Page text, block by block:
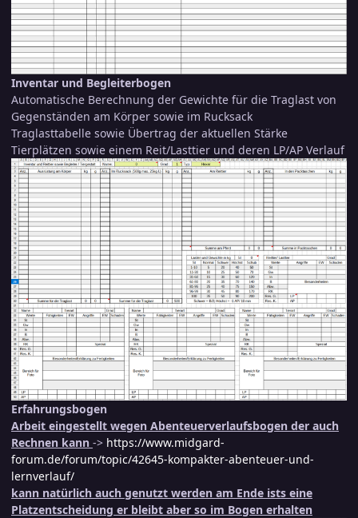
Inventar und Begleiterbogen
Automatische Berechnung der Gewichte für die Traglast von
Gegenständen am Körper sowie im Rucksack
Traglasttabelle sowie Übertrag der aktuellen Stärke
Tierplätzen sowie einem Reit/Lasttier und deren LP/AP Verlauf
Erfahrungsbogen
Arbeit eingestellt wegen Abenteuerverlaufsbogen der auch
Rechnen kann -> https://www.midgard-
forum.de/forum/topic/42645-kompakter-abenteuer-und-
lernverlauf/
kann natürlich auch genutzt werden am Ende ists eine
Platzentscheidung er bleibt aber so im Bogen erhalten